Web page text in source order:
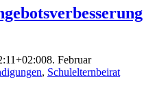
8. Februar
, Schulelternbeirat